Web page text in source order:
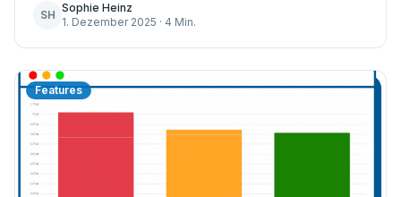
näher, während sich im Hintergrund Gehaltsste...
SH
Sophie Heinz
1. Dezember 2025 · 4 Min.
Features